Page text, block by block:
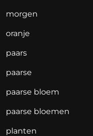
morgen
oranje
paars
paarse
paarse bloem
paarse bloemen
planten